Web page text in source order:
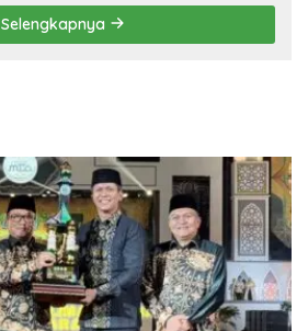
Selengkapnya